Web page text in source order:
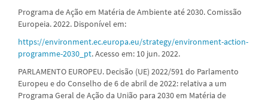
Programa de Ação em Matéria de Ambiente até 2030. Comissão
Europeia. 2022. Disponível em:
https://environment.ec.europa.eu/strategy/environment-action-
programme-2030_pt. Acesso em: 10 jun. 2022.
PARLAMENTO EUROPEU. Decisão (UE) 2022/591 do Parlamento
Europeu e do Conselho de 6 de abril de 2022: relativa a um
Programa Geral de Ação da União para 2030 em Matéria de